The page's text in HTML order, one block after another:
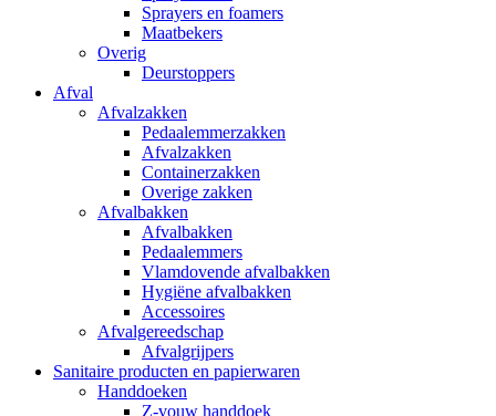
Sprayers en foamers
Maatbekers
Overig
Deurstoppers
Afval
Afvalzakken
Pedaalemmerzakken
Afvalzakken
Containerzakken
Overige zakken
Afvalbakken
Afvalbakken
Pedaalemmers
Vlamdovende afvalbakken
Hygiëne afvalbakken
Accessoires
Afvalgereedschap
Afvalgrijpers
Sanitaire producten en papierwaren
Handdoeken
Z-vouw handdoek